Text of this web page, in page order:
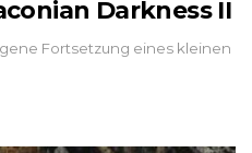
Darkness II
Fortsetzung eines kleinen